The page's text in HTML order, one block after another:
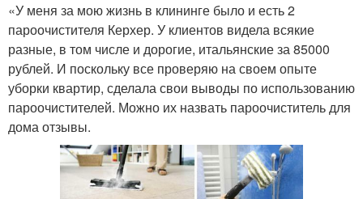
«У меня за мою жизнь в клининге было и есть 2
пароочистителя Керхер. У клиентов видела всякие
разные, в том числе и дорогие, итальянские за 85000
рублей. И поскольку все проверяю на своем опыте
уборки квартир, сделала свои выводы по использованию
пароочистителей. Можно их назвать пароочиститель для
дома отзывы.